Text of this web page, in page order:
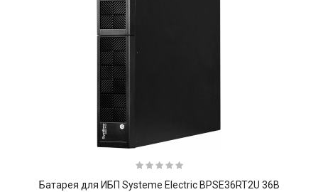
Батарея для ИБП Systeme Electriс BPSE36RT2U 36В